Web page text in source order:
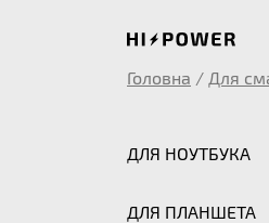
Головна / Для
ДЛЯ НОУТБУКА
ДЛЯ ПЛАНШЕТА